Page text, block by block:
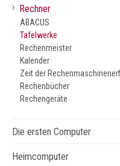
› Rechner
ABACUS
Tafelwerke
Rechenmeister
Kalender
Zeit der
Rechenbücher
Rechengeräte
Die ersten Computer
Heimcomputer